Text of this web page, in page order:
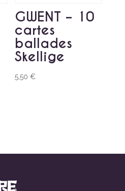
GWENT – 10
cartes
ballades
Skellige
5,50€